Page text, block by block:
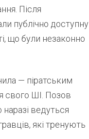
Після
публічно доступну
що були незаконно
— піратським
свого ШІ. Позов
ведуться
які тренують